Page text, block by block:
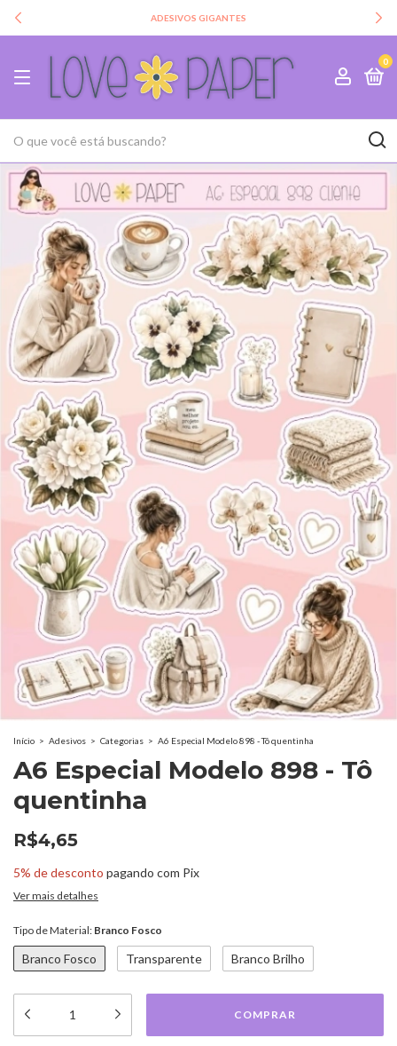
ADESIVOS GIGANTES
0
Início > Adesivos > Categorias > A6 Especial Modelo 898 - Tô quentinha
A6 Especial Modelo 898 - Tô
quentinha
R$4,65
5% de desconto pagando com Pix
Ver mais detalhes
Tipo de Material: Branco Fosco
Branco Fosco Transparente Branco Brilho